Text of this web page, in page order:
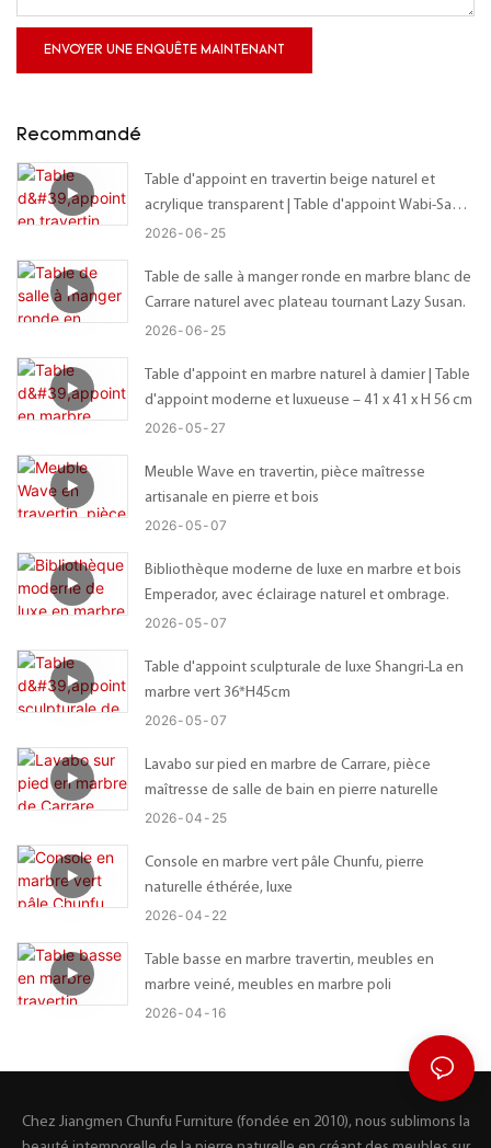
ENVOYER UNE ENQUÊTE MAINTENANT
Recommandé
Table d'appoint en travertin beige naturel et
acrylique transparent | Table d'appoint Wabi-Sabi
sur mesure avec plateau organique irrégulier –
2026 06 25
Table de salle à manger ronde en marbre blanc de
Carrare naturel avec plateau tournant Lazy Susan.
2026 06 25
Table d'appoint en marbre naturel à damier | Table
d'appoint moderne et luxueuse – 41 x 41 x H 56 cm
2026 05 27
Meuble Wave en travertin, pièce maîtresse
artisanale en pierre et bois
2026 05 07
Bibliothèque moderne de luxe en marbre et bois
Emperador, avec éclairage naturel et ombrage.
2026 05 07
Table d'appoint sculpturale de luxe Shangri-La en
marbre vert 36*H45cm
2026 05 07
Lavabo sur pied en marbre de Carrare, pièce
maîtresse de salle de bain en pierre naturelle
2026 04 25
Console en marbre vert pâle Chunfu, pierre
naturelle éthérée, luxe
2026 04 22
Table basse en marbre travertin, meubles en
marbre veiné, meubles en marbre poli
2026 04 16
Chez Jiangmen Chunfu Furniture (fondée en 2010), nous sublimons la